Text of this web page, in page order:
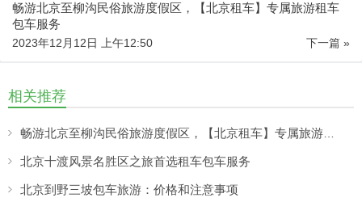
畅游北京至柳沟民俗旅游度假区，【北京租车】专属旅游租车
包车服务
下一篇 »
2023年12月12日 上午12:50
相关推荐
畅游北京至柳沟民俗旅游度假区，【北京租车】专属旅游租车包车服务
北京十渡风景名胜区之旅首选租车包车服务
北京到野三坡包车旅游：价格和注意事项